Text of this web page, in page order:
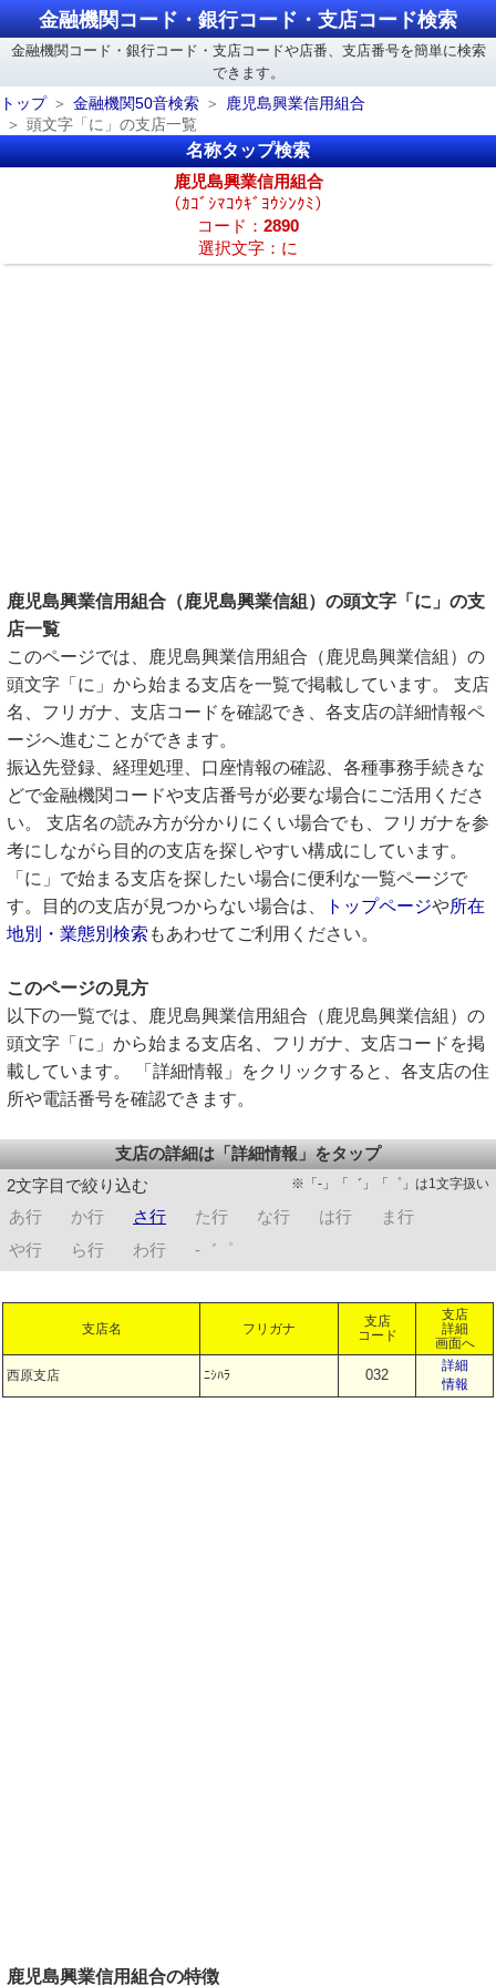
金融機関コード・銀行コード・支店コード検索
金融機関コード・銀行コード・支店コードや店番、支店番号を簡単に検索
できます。
トップ
金融機関50音検索
鹿児島興業信用組合
頭文字「に」の支店一覧
名称タップ検索
鹿児島興業信用組合
（ｶｺﾞｼﾏｺｳｷﾞﾖｳｼﾝｸﾐ）
コード： 2890
選択文字：に
鹿児島興業信用組合（鹿児島興業信組）の頭文字「に」の支
店一覧
このページでは、鹿児島興業信用組合（鹿児島興業信組）の
頭文字「に」から始まる支店を一覧で掲載しています。 支店
名、フリガナ、支店コードを確認でき、各支店の詳細情報ペ
ージへ進むことができます。
振込先登録、経理処理、口座情報の確認、各種事務手続きな
どで金融機関コードや支店番号が必要な場合にご活用くださ
い。 支店名の読み方が分かりにくい場合でも、フリガナを参
考にしながら目的の支店を探しやすい構成にしています。
「に」で始まる支店を探したい場合に便利な一覧ページで
す。目的の支店が見つからない場合は、
トップページや所在
地別・業態別検索 もあわせてご利用ください。
このページの見方
以下の一覧では、鹿児島興業信用組合（鹿児島興業信組）の
頭文字「に」から始まる支店名、フリガナ、支店コードを掲
載しています。 「詳細情報」をクリックすると、各支店の住
所や電話番号を確認できます。
支店の詳細は「詳細情報」をタップ
2文字目で絞り込む
※「-」「゛」「゜」は1文字扱い
あ行 か行 さ行 た行 な行 は行
ま行
や行
ら行 わ行 -゛゜
支店名 フリガナ
支店
コード
支店
詳細
画面へ
西原支店 ﾆｼﾊﾗ 032
詳細
情報
鹿児島興業信用組合の特徴